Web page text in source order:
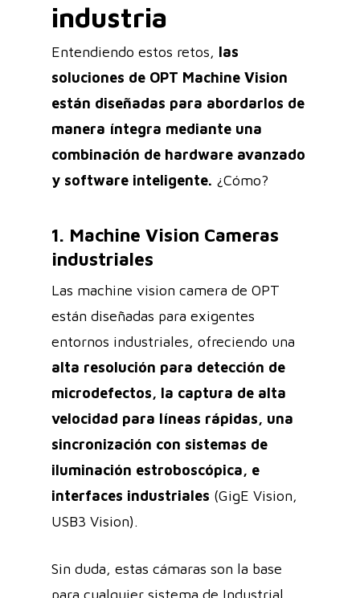
industria
Entendiendo estos retos, las
soluciones de OPT Machine Vision
están diseñadas para abordarlos de
manera íntegra mediante una
combinación de hardware avanzado
y software inteligente. ¿Cómo?
1. Machine Vision Cameras
industriales
Las machine vision camera de OPT
están diseñadas para exigentes
entornos industriales, ofreciendo una
alta resolución para detección de
microdefectos, la captura de alta
velocidad para líneas rápidas, una
sincronización con sistemas de
iluminación estroboscópica, e
interfaces industriales (GigE Vision,
USB3 Vision).
Sin duda, estas cámaras son la base
para cualquier sistema de Industrial